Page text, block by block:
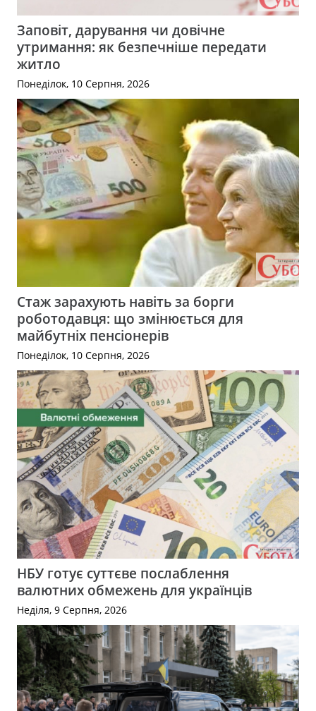
Заповіт, дарування чи довічне
утримання: як безпечніше передати
житло
Понеділок, 10 Серпня, 2026
Стаж зарахують навіть за борги
роботодавця: що змінюється для
майбутніх пенсіонерів
Понеділок, 10 Серпня, 2026
НБУ готує суттєве послаблення
валютних обмежень для українців
Неділя, 9 Серпня, 2026